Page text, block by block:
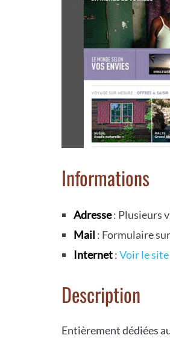
Informations
Adresse: Plusieurs
Mail : Formulaire
Internet:Voir le
Description
Entièrement dédiées